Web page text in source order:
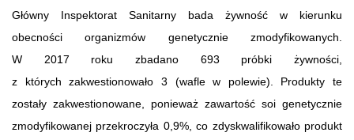
Główny Inspektorat Sanitarny bada żywność w kierunku
obecności organizmów genetycznie zmodyfikowanych.
W 2017 roku zbadano 693 próbki żywności,
z których zakwestionowało 3 (wafle w polewie). Produkty te
zostały zakwestionowane, ponieważ zawartość soi genetycznie
zmodyfikowanej przekroczyła 0,9%, co zdyskwalifikowało produkt